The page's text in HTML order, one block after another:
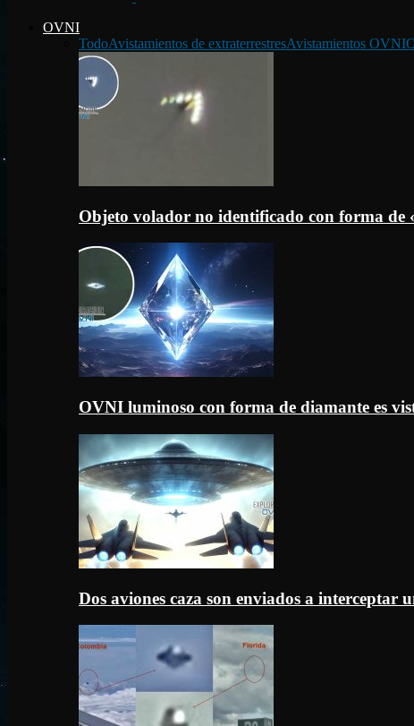
OVNI
TodoAvistamientos de extraterrestresAvistamientos OVNI
Objeto volador no identificado con forma de
OVNI luminoso con forma de diamante es
Dos aviones caza son enviados a interceptar